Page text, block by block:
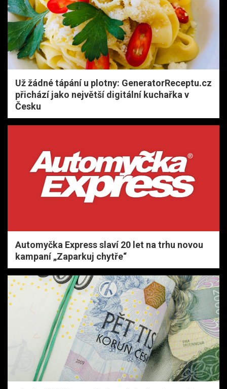
Už žádné tápání u plotny: GeneratorReceptu.cz
přichází jako největší digitální kuchařka v
Česku
Automyčka Express slaví 20 let na trhu novou
kampaní „Zaparkuj chytře“